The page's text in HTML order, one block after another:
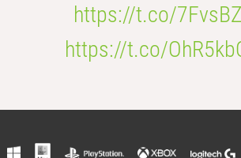
https://t.co/
https://t.co/